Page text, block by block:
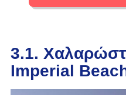
3.1.
Imperial